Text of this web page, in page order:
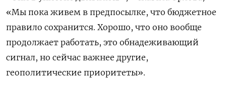
«Мы пока живем в предпосылке, что бюджетное
правило сохранится. Хорошо, что оно вообще
продолжает работать, это обнадеживающий
сигнал, но сейчас важнее другие,
геополитические приоритеты».